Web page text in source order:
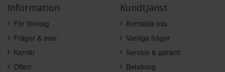
Information
För företag
Frågor & svar
Karriär
Offert
Kundtjänst
Kontakta oss
Vanliga frågor
Service & garanti
Betalning